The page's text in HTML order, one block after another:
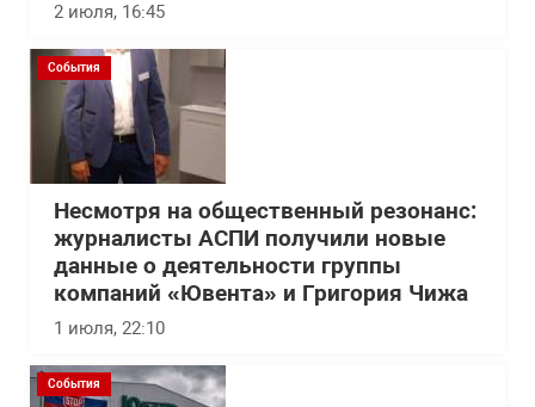
2 июля, 16:45
События
Несмотря на общественный резонанс:
журналисты АСПИ получили новые
данные о деятельности группы
компаний «Ювента» и Григория Чижа
1 июля, 22:10
События